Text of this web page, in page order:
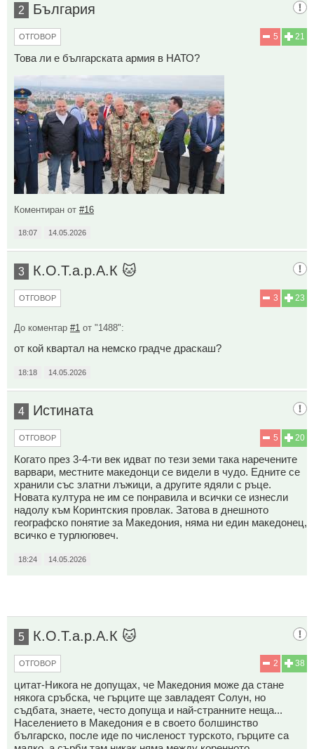
2 България
21
5
ОТГОВОР
Това ли е българската армия в НАТО?
Коментиран от #16
18:07 14.05.2026
3 К.О.Т.а.р.А.К 🐱
23
3
ОТГОВОР
До коментар #1 от "1488":
от кой квартал на немско градче драскаш?
18:18 14.05.2026
4 Истината
20
5
ОТГОВОР
Когато през 3-4-ти век идват по тези земи така наречените
варвари, местните македонци се видели в чудо. Едните се
хранили със златни лъжици, а другите ядяли с ръце.
Новата култура не им се понравила и всички се изнесли
надолу към Коринтския провлак. Затова в днешното
географско понятие за Македония, няма ни един македонец,
всичко е турлюгювеч.
18:24 14.05.2026
5 К.О.Т.а.р.А.К 🐱
38
2
ОТГОВОР
цитат-Никога не допущах, че Македония може да стане
някога сръбска, че гърците ще завладеят Солун, но
съдбата, знаете, често допуща и най-странните неща...
Населението в Македония е в своето болшинство
българско, после иде по численост турското, гърците са